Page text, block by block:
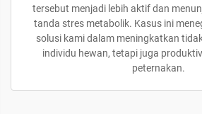
tersebut menjadi lebih aktif dan
tanda stres metabolik. Kasus ini
solusi kami dalam meningkatkan
individu hewan, tetapi juga
peternakan.